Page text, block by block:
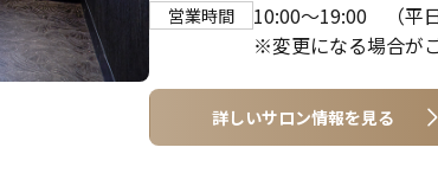
営業時間
10:00～19:00 （平日
※変更になる場合が
詳しいサロン情報を見る